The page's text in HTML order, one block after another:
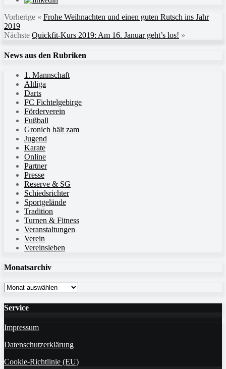
Vorherige « Frohe Weihnachten und einen guten Rutsch ins Jahr
2019
Nächste Quickfit-Kurs 2019: Am 16. Januar geht’s los! »
News aus den Rubriken
1. Mannschaft
Altliga
Darts
FC Fichtelgebirge
Förderverein
Fußball
Gronich hält zam
Jugend
Karate
Online
Partner
Presse
Reserve & SG
Schiedsrichter
Sportgelände
Tradition
Turnen & Fitness
Veranstaltungen
Verein
Vereinsleben
Monatsarchiv
Monatsarchiv
Service
Impressum
Datenschutzerklärung
Cookie-Richtlinie (EU)